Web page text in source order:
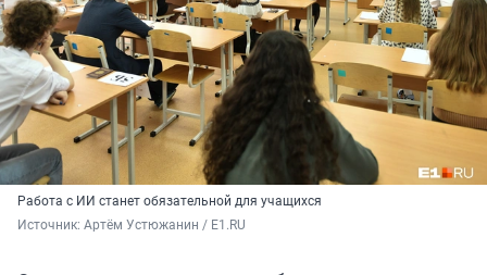
Работа с ИИ станет обязательной для учащихся
Источник: Артём Устюжанин / E1.RU